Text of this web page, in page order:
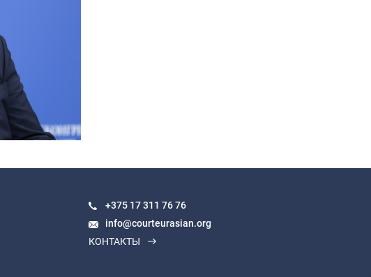
+375 17311 76 76
info@courteurasian.org
КОНТАКТЫ